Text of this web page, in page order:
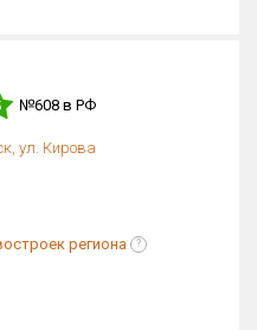
№608 в РФ
ул. Кирова
региона ?